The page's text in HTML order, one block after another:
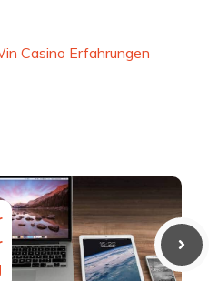
Casino Erfahrungen